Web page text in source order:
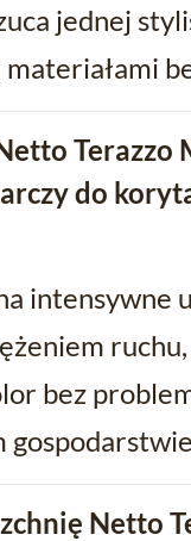
jednej
do
intensywne
bez
Netto